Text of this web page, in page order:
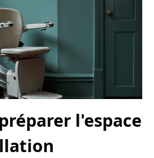
l'espace